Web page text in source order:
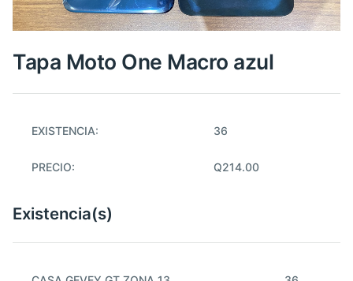
Tapa Moto One Macro azul
EXISTENCIA: 36
PRECIO: Q214.00
Existencia(s)